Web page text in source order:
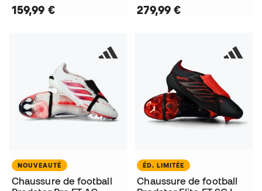
159,99 € 279,99 €
NOUVEAUTÉ
Chaussure de football
ÉD. LIMITÉE
Chaussure de football